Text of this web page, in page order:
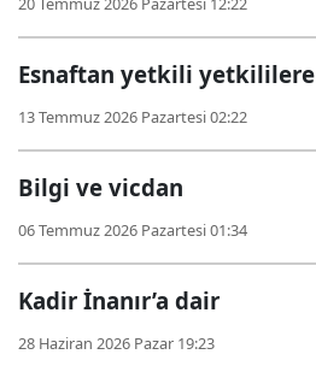
Esnaftan yetkili yetkililere
13 Temmuz 2026 Pazartesi 02:22
Bilgi ve vicdan
06 Temmuz 2026 Pazartesi 01:34
Kadir İnanır’a dair
28 Haziran 2026 Pazar 19:23